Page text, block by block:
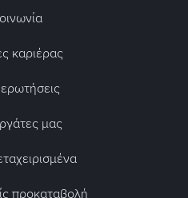
καριέρας
μας
προκαταβολή